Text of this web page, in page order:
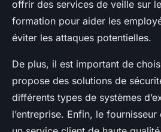
offrir des services de veille sur
formation pour aider les
éviter les attaques potentielles.
De plus, il est important de
propose des solutions de
différents types de systèmes
l’entreprise. Enfin, le